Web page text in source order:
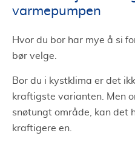
varmepumpen
Hvor du bor har mye å si
bør velge.
Bor du i kystklima er det
kraftigste varianten. Men
snøtungt område, kan det
kraftigere en.